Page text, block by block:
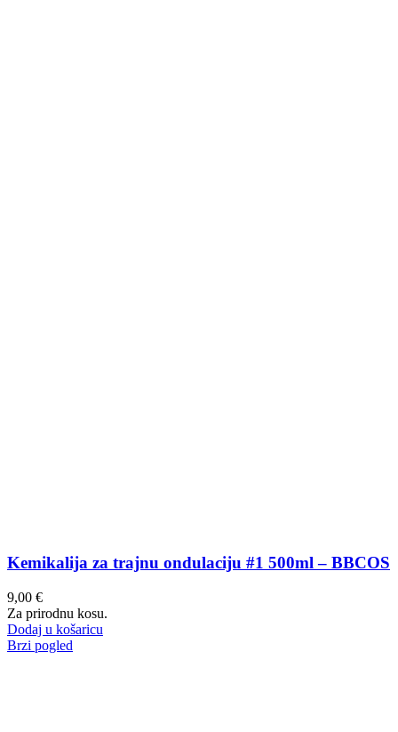
Kemikalija za trajnu ondulaciju #1 500ml – BBCOS
9,00 €
Za prirodnu kosu.
Dodaj u košaricu
Brzi pogled